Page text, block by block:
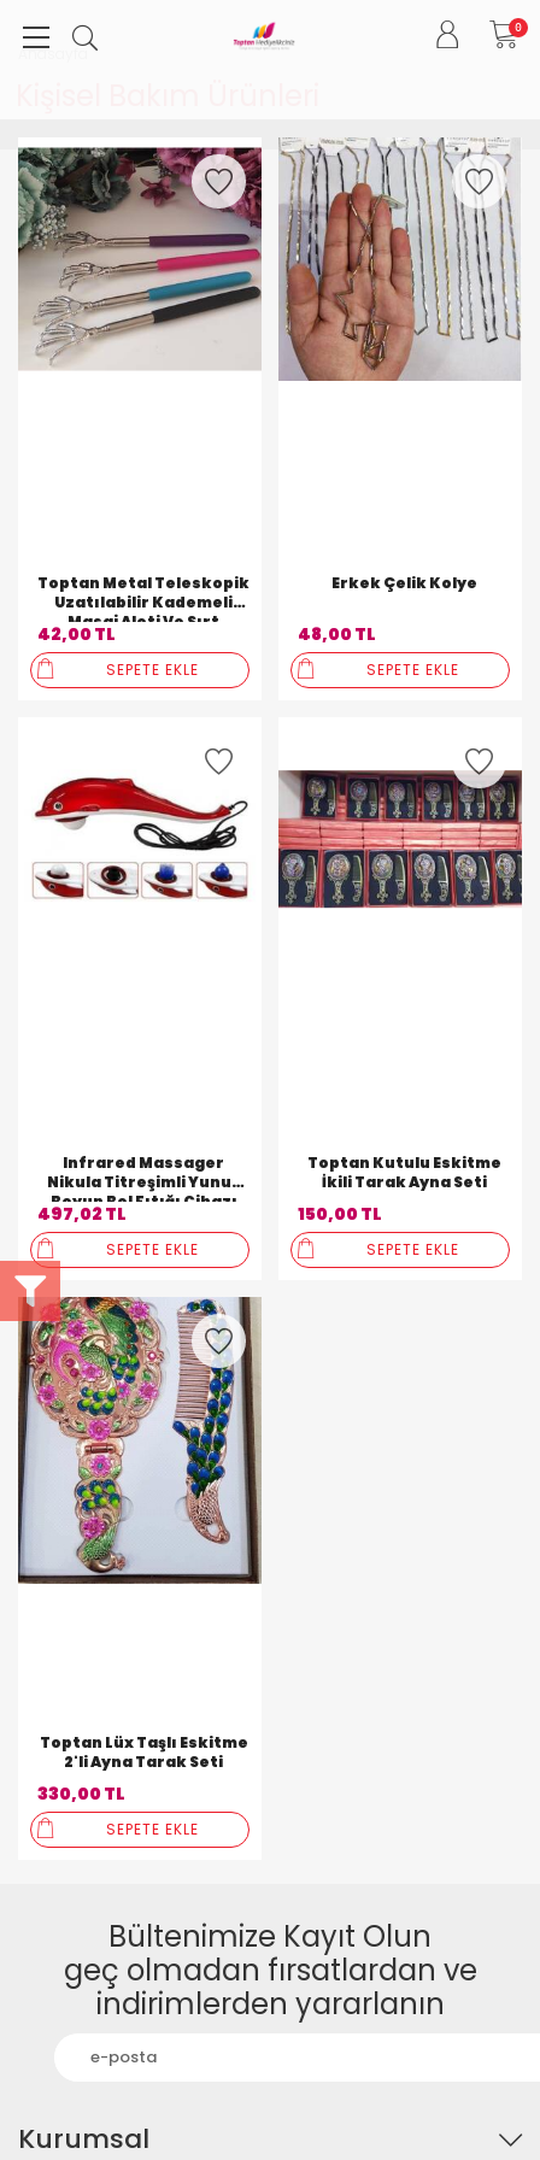
0
Anasayfa
Toptan Metal Teleskopik
Uzatılabilir Kademeli
Masaj Aleti Ve Sırt
Kaşıyıcı
42,00 TL
SEPETE EKLE
Erkek Çelik Kolye
48,00 TL
SEPETE EKLE
Infrared Massager
Nikula Titreşimli Yunus
Boyun Bel Fıtığı Cihazı
Jt-889
497,02 TL
SEPETE EKLE
Toptan Kutulu Eskitme
İkili Tarak Ayna Seti
150,00 TL
SEPETE EKLE
Toptan Lüx Taşlı Eskitme
2'li Ayna Tarak Seti
330,00 TL
SEPETE EKLE
Bültenimize Kayıt Olun
geç olmadan fırsatlardan ve
indirimlerden yararlanın
Kurumsal